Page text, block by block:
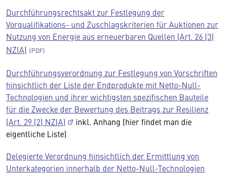
Durchführungsrechtsakt zur Festlegung der
Vorqualifikations- und Zuschlagskriterien für Auktionen zur
Nutzung von Energie aus erneuerbaren Quellen (Art. 26 (3)
NZIA)
Durchführungsverordnung zur Festlegung von Vorschriften
hinsichtlich der Liste der Endprodukte mit Netto-Null-
Technologien und ihrer wichtigsten spezifischen Bauteile
für die Zwecke der Bewertung des Beitrags zur Resilienz
(Art. 29 (2) NZIA)
inkl. Anhang (hier findet man die
eigentliche Liste)
Delegierte Verordnung hinsichtlich der Ermittlung von
Unterkategorien innerhalb der Netto-Null-Technologien